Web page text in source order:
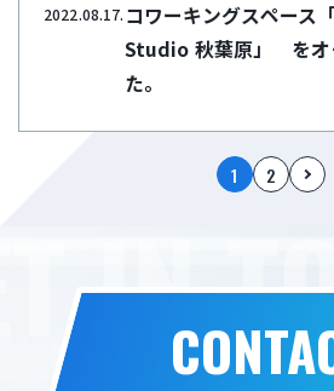
2022.08.17. コワーキングスペース
Studio 秋葉原」 をオ
た。
1 2
IN